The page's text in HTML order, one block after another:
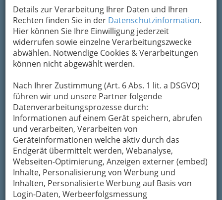
Details zur Verarbeitung Ihrer Daten und Ihren
Rechten finden Sie in der Datenschutzinformation.
Hier können Sie Ihre Einwilligung jederzeit
widerrufen sowie einzelne Verarbeitungszwecke
abwählen. Notwendige Cookies & Verarbeitungen
können nicht abgewählt werden.
Nach Ihrer Zustimmung (Art. 6 Abs. 1 lit. a DSGVO)
führen wir und unsere Partner folgende
Datenverarbeitungsprozesse durch:
Informationen auf einem Gerät speichern, abrufen
und verarbeiten, Verarbeiten von
Geräteinformationen welche aktiv durch das
Endgerät übermittelt werden, Webanalyse,
Webseiten-Optimierung, Anzeigen externer (embed)
Inhalte, Personalisierung von Werbung und
Inhalten, Personalisierte Werbung auf Basis von
Login-Daten, Werbeerfolgsmessung
Kategorien
2
Ferroglas Glasbautechnik GmbH
Karl-Morre-Straße 80, 8020 Graz
Kategorien
3
FMT Industrieservice GmbH
Waagner-Biro-Straße 105, 8020 Graz
+43 316 20515-0
+43 316 20515-190
E-Mail
Karte & Routenplaner
Eintrag ändern